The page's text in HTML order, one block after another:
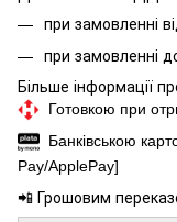
при замовленні
при замовленні
Більше інформації
Готовкою при
Банківською
Pay/ApplePay]
📲 Грошовим